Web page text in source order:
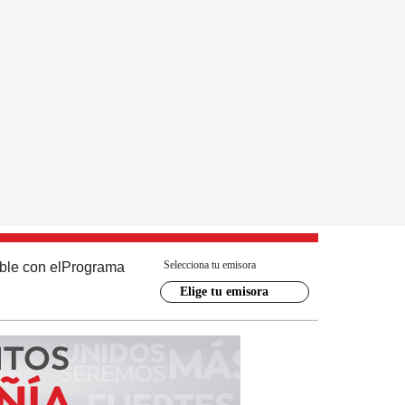
con el Programa Selecciona tu emisora
Elige tu emisora